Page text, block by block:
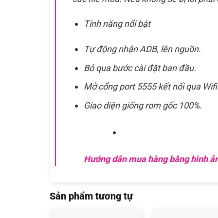
Tính năng nổi bật
Tự động nhận ADB, lên nguồn.
Bỏ qua bước cài đặt ban đầu.
Mở cổng port 5555 kết nối qua
Giao diện giống rom gốc 100%.
Hướng dẫn mua hàng bằng hình
Sản phẩm tương tự